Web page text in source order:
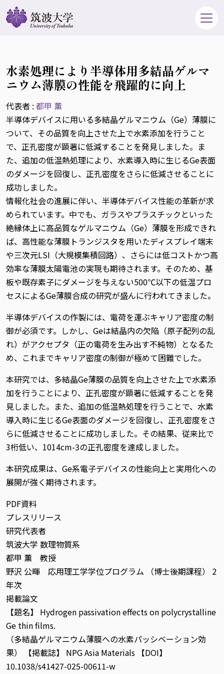
水素処理により半導体用多結晶ゲルマ
ニウム薄膜の性能を飛躍的に向上
代表者 : 都甲 薫
半導体デバイスに用いる多結晶ゲルマニウム（Ge）薄膜に
ついて、その品質を向上させた上で水素添加を行うこと
で、正孔密度が顕著に低減することを発見しました。ま
た、追加の低温熱処理により、水素導入時に生じるGe表面
のダメージを回復し、正孔密度をさらに低減させることに
成功しました。
情報化社会の進展に伴い、半導体デバイス性能の革新が求
められています。中でも、ガラスやプラスチックといった
絶縁体上に高品質なゲルマニウム（Ge）薄膜を形成できれ
ば、高性能な薄膜トランジスタを用いたディスプレイ端末
や三次元LSI（大規模集積回路）、さらには低コストかつ高
効率な薄膜太陽電池の実現も期待されます。そのため、基
板や既存素子にダメージを与えない500℃以下の低温プロ
セスによるGe薄膜合成の研究が盛んに行われてきました。
半導体デバイスの作製には、電荷を運ぶキャリア密度の制
御が必須です。しかし、Geは結晶内の欠陥（原子配列の乱
れ）がアクセプタ（正の電荷を生み出す不純物）となるた
め、これまでキャリア密度の制御が極めて困難でした。
本研究では、多結晶Ge薄膜の品質を向上させた上で水素添
加を行うことにより、正孔密度が顕著に低減することを発
見しました。また、追加の低温熱処理を行うことで、水素
導入時に生じるGe表面のダメージを回復し、正孔密度をさ
らに低減させることに成功しました。その結果、従来比で
3桁低い、1014cm-3の正孔密度を達成しました。
本研究成果は、Ge系電子デバイスの性能向上と実用化への
展開が強く期待されます。
PDF資料
プレスリリース
研究代表者
筑波大学 数理物質系
都甲 薫 教授
野沢 公暉 応用理工学学位プログラム （博士後期課程） 2
年次
掲載論文
【題名】 Hydrogen passivation effects on polycrystalline
Ge thin films.
（多結晶ゲルマニウム薄膜への水素パッシベーション効
果） 【掲載誌】 NPG Asia Materials 【DOI】
10.1038/s41427-025-00611-w